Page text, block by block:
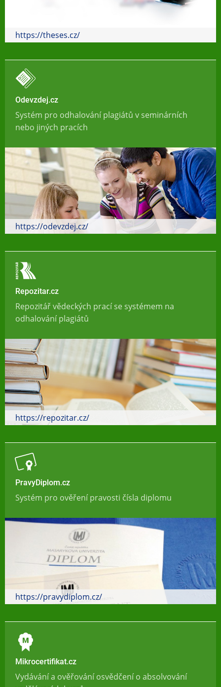
https://theses.cz/
Odevzdej.cz
Systém pro odhalování plagiátů v seminárních
nebo jiných pracích
https://odevzdej.cz/
Repozitar.cz
Repozitář vědeckých prací se systémem na
odhalování plagiátů
https://repozitar.cz/
PravyDiplom.cz
Systém pro ověření pravosti čísla diplomu
https://pravydiplom.cz/
Mikrocertifikat.cz
Vydávání a ověřování osvědčení o absolvování